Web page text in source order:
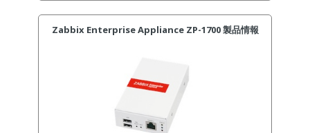
Zabbix Enterprise Appliance ZP-1700 製品情報